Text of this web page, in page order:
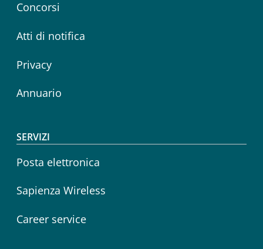
Concorsi
Atti di notifica
Privacy
Annuario
SERVIZI
Posta elettronica
Sapienza Wireless
Career service